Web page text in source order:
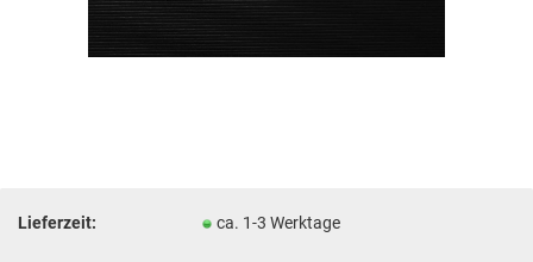
Lieferzeit: ca. 1-3 Werktage